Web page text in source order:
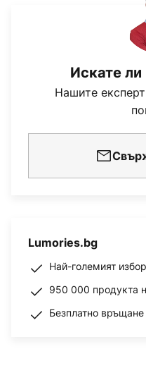
Искате ли
Нашите
Lumories.bg
Най-големият
950 000 продукта
Безплатно